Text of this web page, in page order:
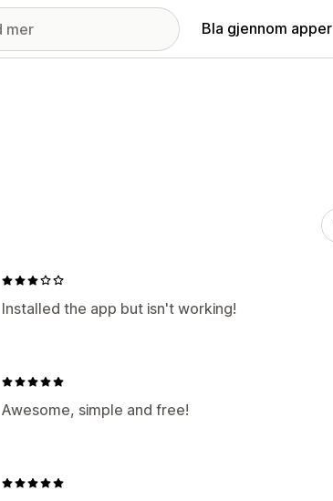
Bla gjennom apper
Installed the app but isn't working!
Awesome, simple and free!